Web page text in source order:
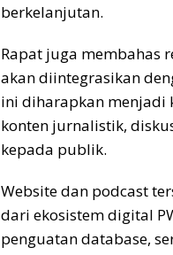
berkelanjutan.
Rapat juga membahas
akan diintegrasikan
ini diharapkan menjadi
konten jurnalistik,
kepada publik.
Website dan podcast
dari ekosistem digital
penguatan database,